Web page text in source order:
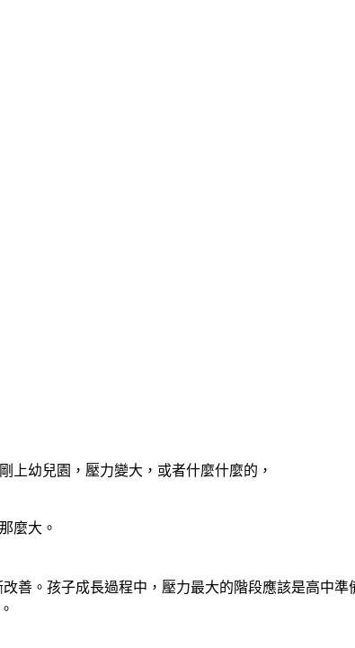
上幼兒園，壓力變大，或者什麼什麼的，
麼大。
善。孩子成長過程中，壓力最大的階段應該是高中